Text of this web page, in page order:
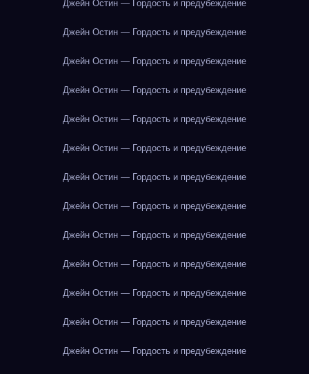
Джейн Остин — Гордость и предубеждение
Джейн Остин — Гордость и предубеждение
Джейн Остин — Гордость и предубеждение
Джейн Остин — Гордость и предубеждение
Джейн Остин — Гордость и предубеждение
Джейн Остин — Гордость и предубеждение
Джейн Остин — Гордость и предубеждение
Джейн Остин — Гордость и предубеждение
Джейн Остин — Гордость и предубеждение
Джейн Остин — Гордость и предубеждение
Джейн Остин — Гордость и предубеждение
Джейн Остин — Гордость и предубеждение
Джейн Остин — Гордость и предубеждение